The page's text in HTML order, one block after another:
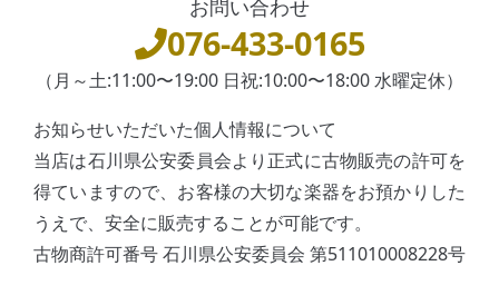
お問い合わせ
076-433-0165
（月～土:11:00〜19:00 日祝:10:00〜18:00 水曜定休）
お知らせいただいた個人情報について
当店は石川県公安委員会より正式に古物販売の許可を
得ていますので、お客様の大切な楽器をお預かりした
うえで、安全に販売することが可能です。
古物商許可番号 石川県公安委員会 第511010008228号